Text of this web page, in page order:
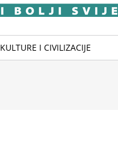
KULTURE I CIVILIZACIJE